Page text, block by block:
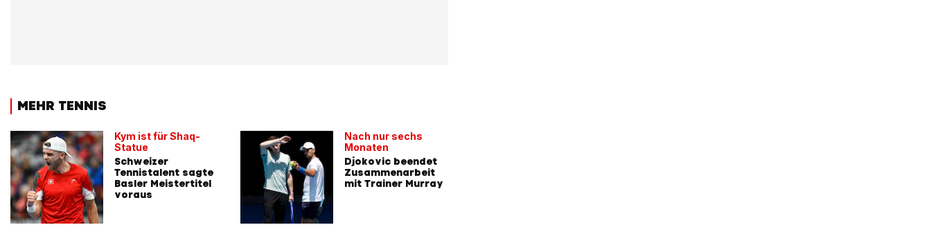
MEHR TENNIS
Kym ist für Shaq-
Statue
Schweizer
Tennistalent sagte
Basler Meistertitel
voraus
Nach nur sechs
Monaten
Djokovic beendet
Zusammenarbeit
mit Trainer Murray